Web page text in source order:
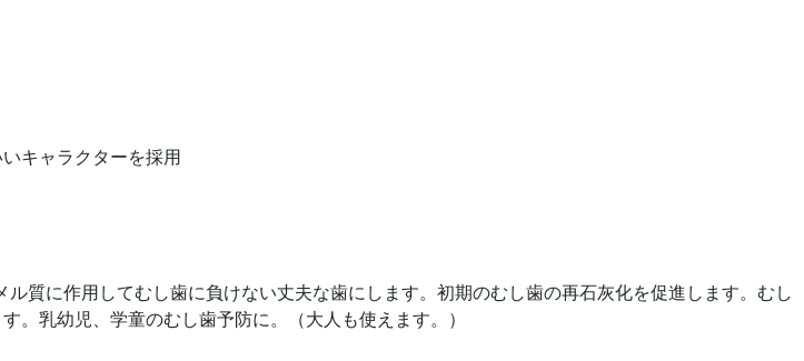
キャラクターを採用
質に作用してむし歯に負けない丈夫な歯にします。初期のむし歯の再石灰化を促進します。むし
乳幼児、学童のむし歯予防に。（大人も使えます。）